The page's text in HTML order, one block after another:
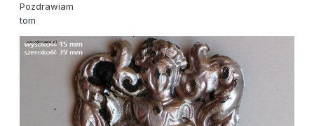
Pozdrawiam
tom